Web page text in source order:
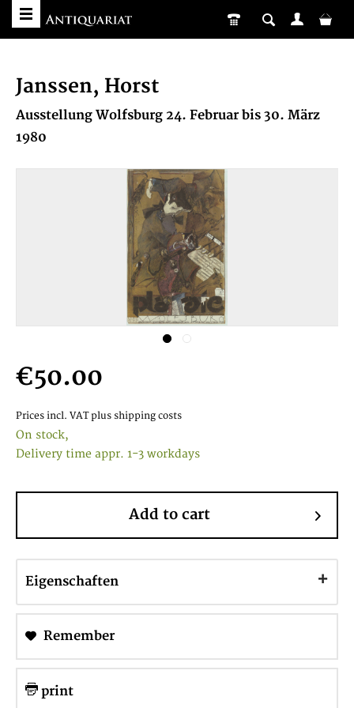
Janssen, Horst
Ausstellung Wolfsburg 24. Februar bis 30. März
1980
€50.00
Prices incl. VAT plus shipping costs
On stock,
Delivery time appr. 1-3 workdays
Add to cart
Eigenschaften
Remember
print